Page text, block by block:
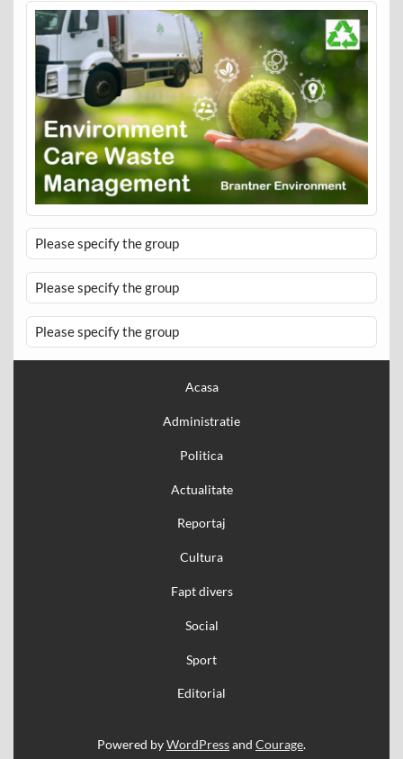
Please specify the group
Please specify the group
Please specify the group
Acasa
Administratie
Politica
Actualitate
Reportaj
Cultura
Fapt divers
Social
Sport
Editorial
Powered byWordPressand Courage.